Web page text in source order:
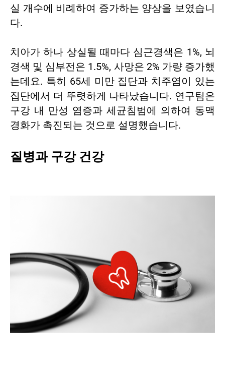
실 개수에 비례하여 증가하는 양상을 보였습니
다.
치아가 하나 상실될 때마다 심근경색은 1%, 뇌
경색 및 심부전은 1.5%, 사망은 2% 가량 증가했
는데요. 특히 65세 미만 집단과 치주염이 있는
집단에서 더 뚜렷하게 나타났습니다. 연구팀은
구강 내 만성 염증과 세균침범에 의하여 동맥
경화가 촉진되는 것으로 설명했습니다.
질병과 구강 건강